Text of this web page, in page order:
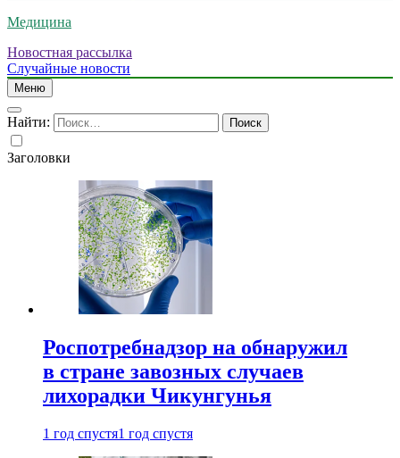
Медицина
Новостная рассылка
Случайные новости
Меню
Найти:
Заголовки
Роспотребнадзор на обнаружил
в стране завозных случаев
лихорадки Чикунгунья
1 год спустя1 год спустя